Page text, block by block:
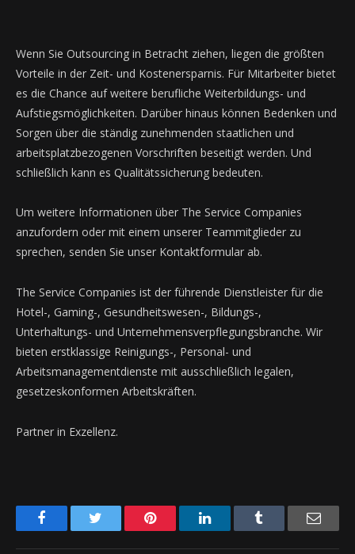
Wenn Sie Outsourcing in Betracht ziehen, liegen die größten
Vorteile in der Zeit- und Kostenersparnis. Für Mitarbeiter bietet
es die Chance auf weitere berufliche Weiterbildungs- und
Aufstiegsmöglichkeiten. Darüber hinaus können Bedenken und
Sorgen über die ständig zunehmenden staatlichen und
arbeitsplatzbezogenen Vorschriften beseitigt werden. Und
schließlich kann es Qualitätssicherung bedeuten.
Um weitere Informationen über The Service Companies
anzufordern oder mit einem unserer Teammitglieder zu
sprechen, senden Sie unser Kontaktformular ab.
The Service Companies ist der führende Dienstleister für die
Hotel-, Gaming-, Gesundheitswesen-, Bildungs-,
Unterhaltungs- und Unternehmensverpflegungsbranche. Wir
bieten erstklassige Reinigungs-, Personal- und
Arbeitsmanagementdienste mit ausschließlich legalen,
gesetzeskonformen Arbeitskräften.
Partner in Exzellenz.
Facebook Pinterest LinkedIn Email